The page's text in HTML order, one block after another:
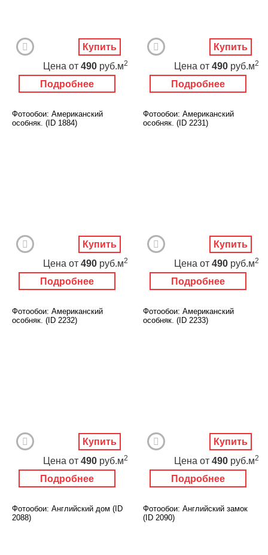
Подробнее
Цена от 490 руб.м2
Купить
Подробнее
Цена от 490 руб.м2
Купить
Фотообои: Американский
особняк. (ID 1884)
Подробнее
Цена от 490 руб.м2
Купить
Фотообои: Американский
особняк. (ID 2231)
Подробнее
Цена от 490 руб.м2
Купить
Фотообои: Американский
особняк. (ID 2232)
Подробнее
Цена от 490 руб.м2
Купить
Фотообои: Американский
особняк. (ID 2233)
Подробнее
Цена от 490 руб.м2
Купить
Фотообои: Английский дом (ID
2088)
Фотообои: Английский замок
(ID 2090)